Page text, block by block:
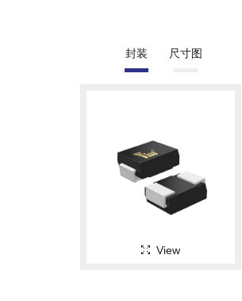
封装 尺寸图
View